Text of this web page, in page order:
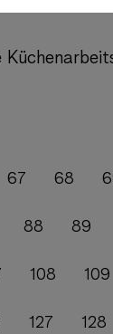
67 68
88 89
108 109
127 128